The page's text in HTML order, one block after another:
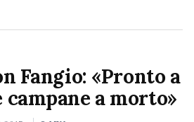
Fangio: «Pronto a
a morto»